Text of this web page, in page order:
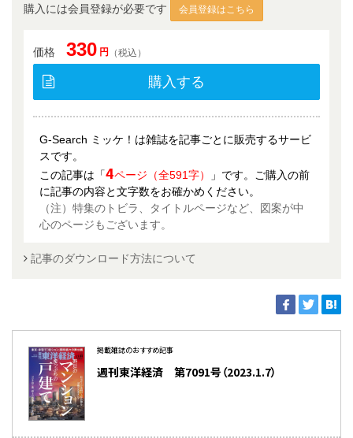
購入には会員登録が必要です 会員登録はこちら
価格 330 円 （税込）
購入する
G-Search ミッケ！は雑誌を記事ごとに販売するサービ
スです。
この記事は「4ページ（全591字）
」です。ご購入の前
に記事の内容と文字数をお確かめください。
（注）特集のトビラ、タイトルページなど、図案が中
心のページもございます。
記事のダウンロード方法について
掲載雑誌のおすすめ記事
週刊東洋経済 第7091号（2023.1.7）